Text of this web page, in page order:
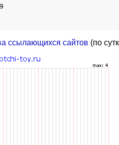
ссылающихся сайтов (по